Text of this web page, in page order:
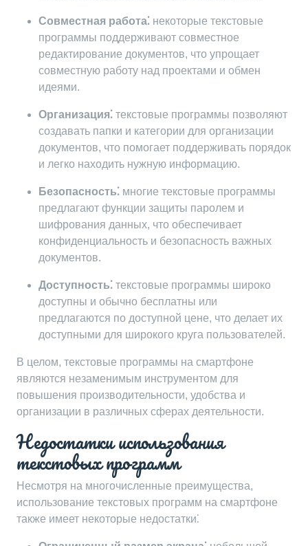
Совместная работа⁚ некоторые текстовые
программы поддерживают совместное
редактирование документов, что упрощает
совместную работу над проектами и обмен
идеями.
Организация⁚ текстовые программы позволяют
создавать папки и категории для организации
документов, что помогает поддерживать порядок
и легко находить нужную информацию.
Безопасность⁚ многие текстовые программы
предлагают функции защиты паролем и
шифрования данных, что обеспечивает
конфиденциальность и безопасность важных
документов.
Доступность⁚ текстовые программы широко
доступны и обычно бесплатны или
предлагаются по доступной цене, что делает их
доступными для широкого круга пользователей.
В целом, текстовые программы на смартфоне
являются незаменимым инструментом для
повышения производительности, удобства и
организации в различных сферах деятельности.
Недостатки использования
текстовых программ
Несмотря на многочисленные преимущества,
использование текстовых программ на смартфоне
также имеет некоторые недостатки⁚